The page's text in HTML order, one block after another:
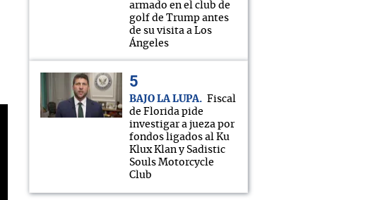
armado en el club de
golf de Trump antes
de su visita a Los
Ángeles
BAJO LA LUPA
Fiscal
de Florida pide
investigar a jueza por
fondos ligados al Ku
Klux Klan y Sadistic
Souls Motorcycle
Club